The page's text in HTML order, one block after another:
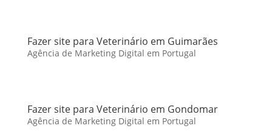
Fazer site para Veterinário em Guimarães
Agência de Marketing Digital em Portugal
Fazer site para Veterinário em Gondomar
Agência de Marketing Digital em Portugal